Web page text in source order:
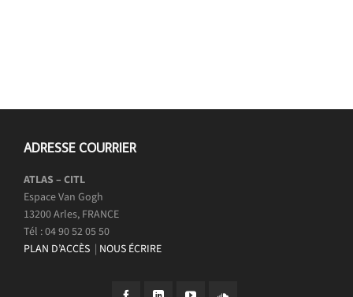
ADRESSE COURRIER
ATLAS – CITL
Espace Van Gogh
13200 Arles, FRANCE
Tél : 04 90 52 05 50
PLAN D’ACCÈS | NOUS ÉCRIRE